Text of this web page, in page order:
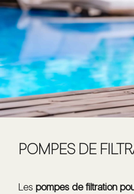
POMPES DE
Lespompes de filtration